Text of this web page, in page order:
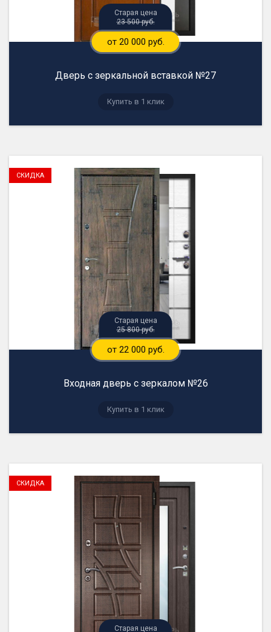
23 500 руб.
от 20 000 руб.
Дверь с зеркальной вставкой №27
Купить в 1 клик
25 800 руб.
от 22 000 руб.
Входная дверь с зеркалом №26
Купить в 1 клик